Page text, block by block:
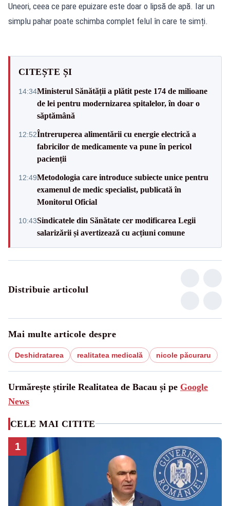
Uneori, ceea ce pare epuizare este doar o lipsă de apă. Iar un
simplu pahar poate schimba complet felul în care te simți.
CITEȘTE ȘI
14:34Ministerul Sănătății a plătit peste 174 de milioane
de lei pentru modernizarea spitalelor, în doar o
săptămână
12:52Întreruperea alimentării cu energie electrică a
fabricilor de medicamente va pune în pericol
pacienții
12:49Metodologia care introduce subiecte unice pentru
examenul de medic specialist, publicată în
Monitorul Oficial
10:43Sindicatele din Sănătate cer modificarea Legii
salarizării și avertizează cu acțiuni comune
Distribuie articolul
Mai multe articole despre
Deshidratarea realitatea medicală nicole păcuraru
Urmărește știrile Realitatea de Bacau și pe Google
News
CELE MAI CITITE
1